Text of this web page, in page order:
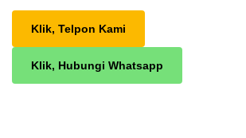
Klik, Telpon Kami
Klik, Hubungi Whatsapp